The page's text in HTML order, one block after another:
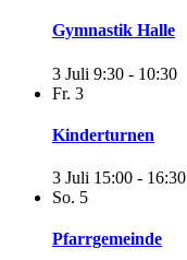
Gymnastik Halle
3 Juli 9:30 - 10:30
Fr. 3
Kinderturnen
3 Juli 15:00 - 16:30
So. 5
Pfarrgemeinde